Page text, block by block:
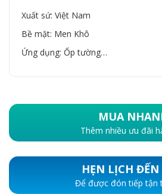
Xuất sứ: Việt Nam
Bề mặt: Men Khô
Ứng dụng: Ốp tường…
MUA
Thêm nhiều ưu đãi
HẸN LỊCH ĐẾN
Để được đón tiếp tận